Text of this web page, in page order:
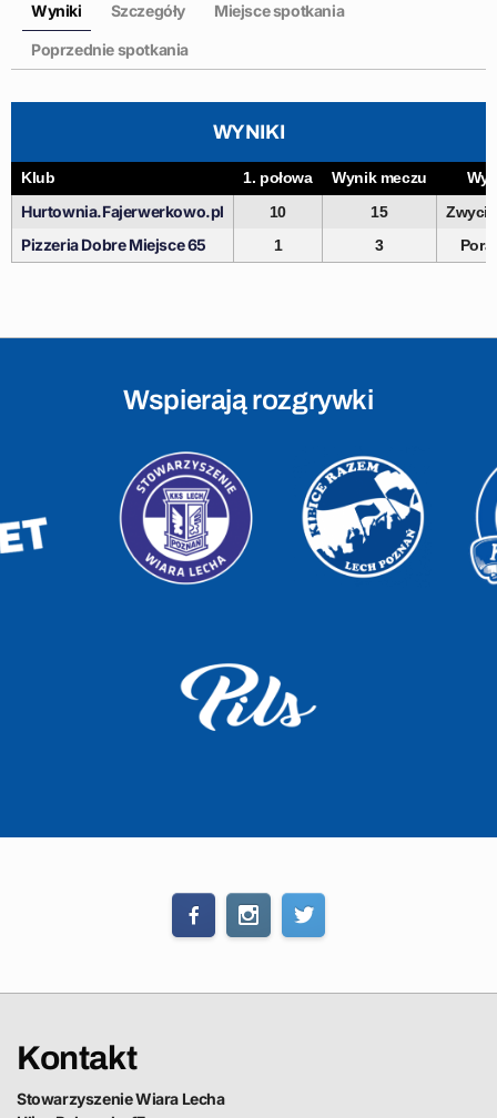
Wyniki Szczegóły Miejsce spotkania
Poprzednie spotkania
WYNIKI
Klub 1. połowa Wynik meczu
Hurtownia.Fajerwerkowo.pl 10 15
Pizzeria Dobre Miejsce 65 1 3
Wspierają rozgrywki
Kontakt
Stowarzyszenie Wiara Lecha